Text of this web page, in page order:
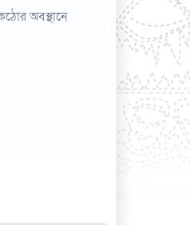
অবস্থানে